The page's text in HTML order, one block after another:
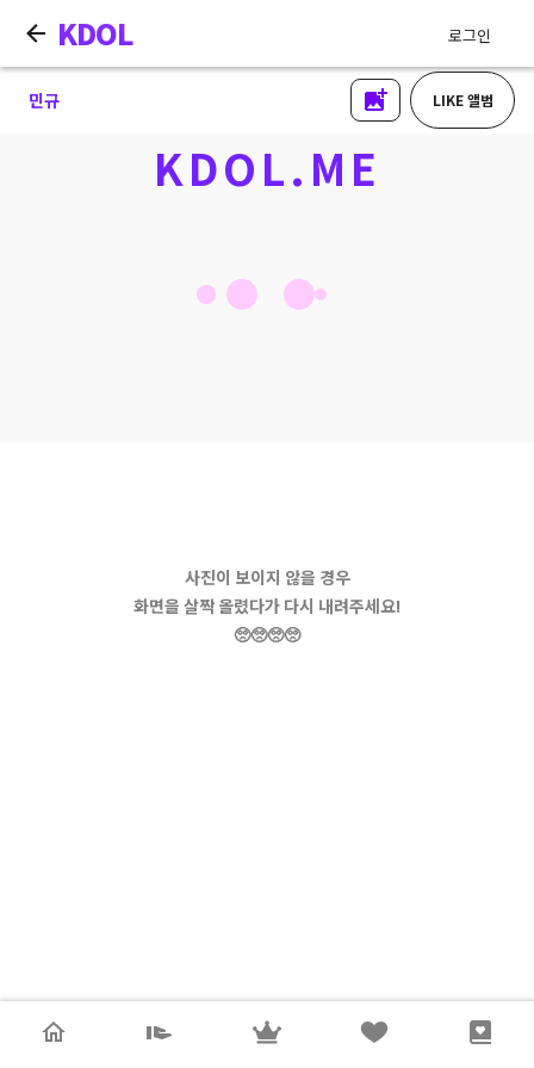
KDOL 로그인
민규 LIKE 앨범
KDOL.ME
사진이 보이지 않을 경우
화면을 살짝 올렸다가 다시 내려주세요!
🥺🥺🥺🥺